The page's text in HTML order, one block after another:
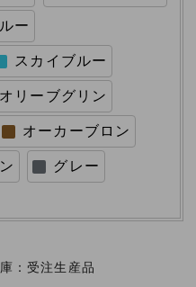
ー
スカイブルー
オリーブグリン
オーカーブロン
グレー
： 受注生産品